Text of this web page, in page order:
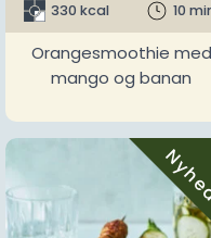
330 kcal 10
Orangesmoothie med
mango og banan